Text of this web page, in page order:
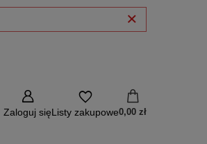
Zaloguj sięListy zakupowe0,00 zł